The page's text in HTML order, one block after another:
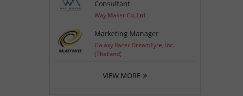
Consultant
Way Maker Co.,Ltd.
Marketing Manager
Galaxy Racer DreamFyre, Inc.
(Thailand)
VIEW MORE